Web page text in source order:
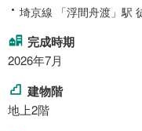
埼京線 「浮間舟渡」駅
完成時期
2026年7月
建物階
地上2階